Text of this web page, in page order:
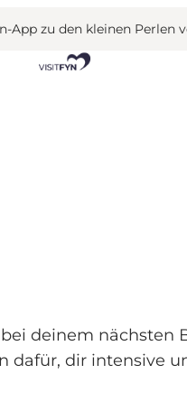
zu den kleinen Perlen
deinem
dir intensive